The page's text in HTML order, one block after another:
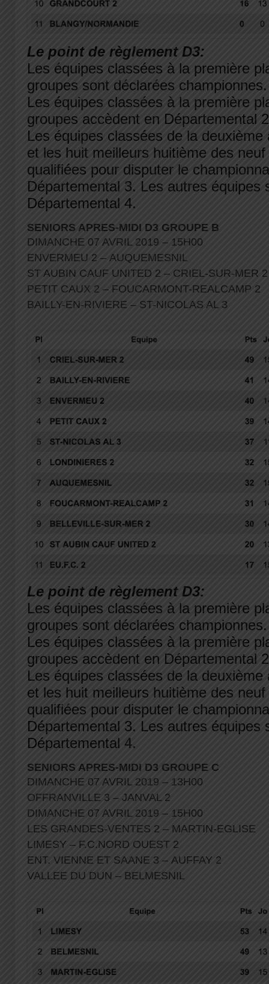
Le point de règlement D3:
Les équipes classées à la première
groupes sont déclarées
Les équipes classées à la première
groupes accèdent en Départemental
Les équipes classées de la
et les huit meilleurs huitième des
qualifiées pour disputer le
Départemental 3. Les autres équipes
Départemental 4.
SENIORS APRES-MIDI D3 GROUPE B
DIMANCHE 07 AVRIL 2019 – 15H00
ENVERMEU 2 – AUQUEMESNIL
ST AUBIN CAUF UNITED 2 – CRIEL-SUR-MER
PETIT CAUX 2 – FOUCARMONT-REALCAMP 2
BAILLY-EN-RIVIERE – ST-NICOLAS AL 3
Le point de règlement D3:
Les équipes classées à la première
groupes sont déclarées
Les équipes classées à la première
groupes accèdent en Départemental
Les équipes classées de la
et les huit meilleurs huitième des
qualifiées pour disputer le
Départemental 3. Les autres équipes
Départemental 4.
SENIORS APRES-MIDI D3 GROUPE C
DIMANCHE 07 AVRIL 2019 – 13H00
OFFRANVILLE 3 – JANVAL 2
DIMANCHE 07 AVRIL 2019 – 15H00
LES GRANDES-VENTES 2 – MARTIN-EGLISE
LIMESY – F.C.NORD OUEST 2
ENT. VIENNE ET SAANE 3 – AUFFAY 2
VALLEE DU DUN – BELMESNIL